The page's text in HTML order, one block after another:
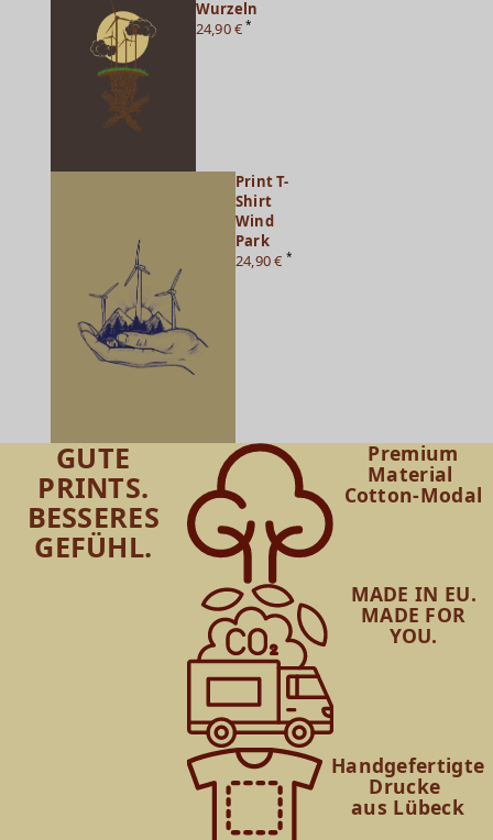
Wurzeln
24,90 €*
Print T-
Shirt
Wind
Park
24,90 € *
GUTE
PRINTS.
BESSERES
GEFÜHL.
Premium
Material
Cotton-Modal
MADE IN EU.
MADE FOR
YOU.
Handgefertigte
Drucke
aus Lübeck